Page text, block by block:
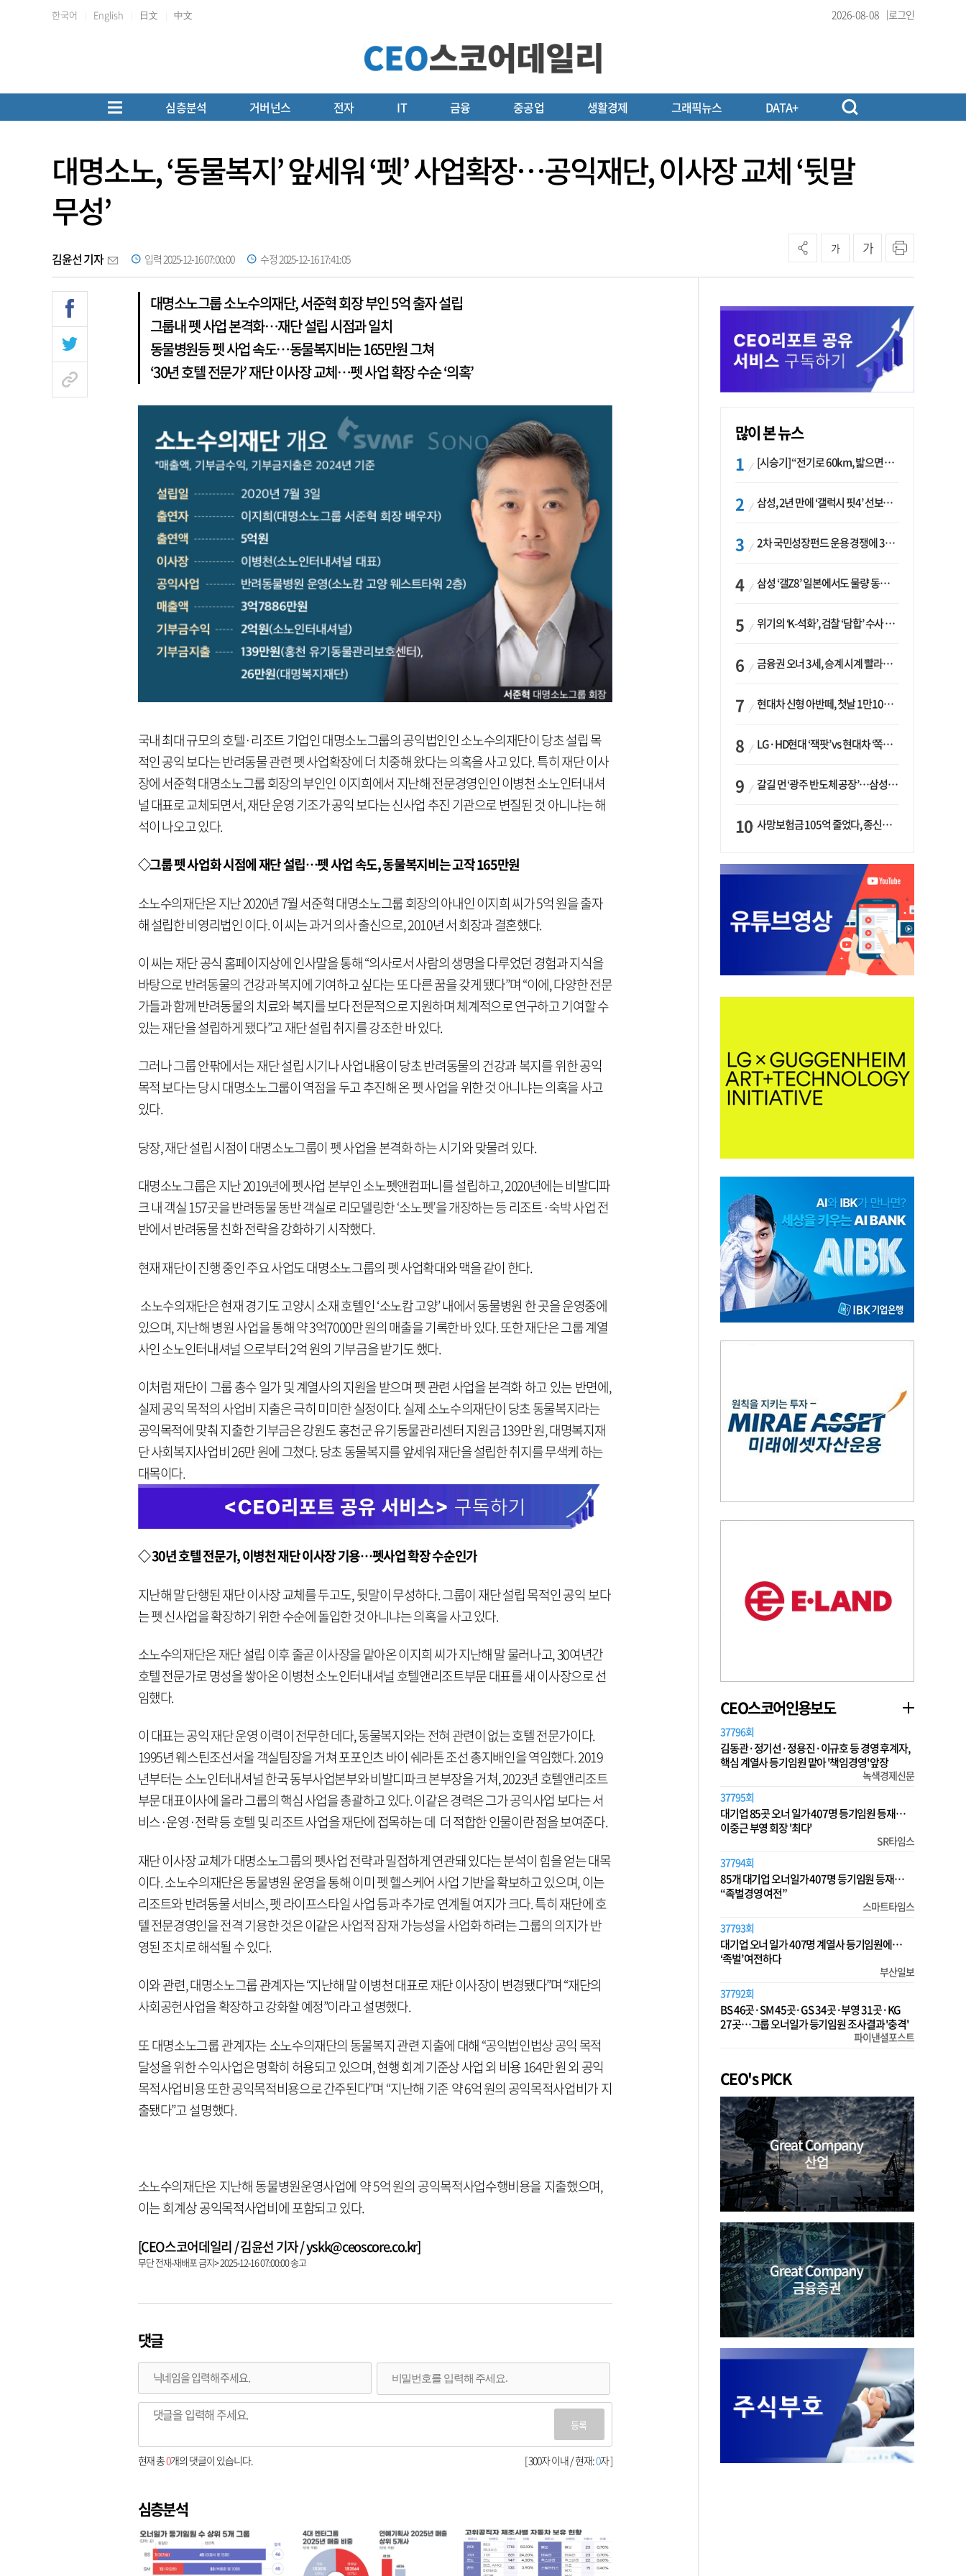
한국어 English 日文 中文 2026-08-08 로그인
심층분석 거버넌스 전자 IT 금융 중공업 생활경제 그래픽뉴스 DATA+
대명소노, ‘동물복지’ 앞세워 ‘펫’ 사업확장…공익재단, 이사장 교체 ‘뒷말
무성’
김윤선 기자 입력 2025-12-16 07:00:00 수정 2025-12-16 17:41:05
가 가
대명소노그룹 소노수의재단, 서준혁 회장 부인 5억 출자 설립
그룹내 펫 사업 본격화…재단 설립 시점과 일치
동물병원등 펫 사업 속도…동물복지비는 165만원 그쳐
‘30년 호텔 전문가’ 재단 이사장 교체…펫 사업 확장 수순 ‘의혹’
국내 최대 규모의 호텔·리조트 기업인 대명소노그룹의 공익법인인 소노수의재단이 당초 설립 목
적인 공익 보다는 반려동물 관련 펫 사업확장에 더 치중해 왔다는 의혹을 사고 있다. 특히 재단 이사
장에 서준혁 대명소노그룹 회장의 부인인 이지희에서 지난해 전문경영인인 이병천 소노인터내셔
널 대표로 교체되면서, 재단 운영 기조가 공익 보다는 신사업 추진 기관으로 변질된 것 아니냐는 해
석이 나오고 있다.
◇그룹 펫 사업화 시점에 재단 설립…펫 사업 속도, 동물복지비는 고작 165만원
소노수의재단은 지난 2020년 7월 서준혁 대명소노그룹 회장의 아내인 이지희 씨가 5억 원을 출자
해 설립한 비영리법인 이다. 이 씨는 과거 의사 출신으로, 2010년 서 회장과 결혼했다.
이 씨는 재단 공식 홈페이지상에 인사말을 통해 “의사로서 사람의 생명을 다루었던 경험과 지식을
바탕으로 반려동물의 건강과 복지에 기여하고 싶다는 또 다른 꿈을 갖게 됐다”며 “이에, 다양한 전문
가들과 함께 반려동물의 치료와 복지를 보다 전문적으로 지원하며 체계적으로 연구하고 기여할 수
있는 재단을 설립하게 됐다”고 재단 설립 취지를 강조한 바 있다.
그러나 그룹 안팎에서는 재단 설립 시기나 사업내용이 당초 반려동물의 건강과 복지를 위한 공익
목적 보다는 당시 대명소노그룹이 역점을 두고 추진해 온 펫 사업을 위한 것 아니냐는 의혹을 사고
있다.
당장, 재단 설립 시점이 대명소노그룹이 펫 사업을 본격화 하는 시기와 맞물려 있다.
대명소노그룹은 지난 2019년에 펫사업 본부인 소노펫앤컴퍼니를 설립하고, 2020년에는 비발디파
크 내 객실 157곳을 반려동물 동반 객실로 리모델링한 ‘소노펫’을 개장하는 등 리조트·숙박 사업 전
반에서 반려동물 친화 전략을 강화하기 시작했다.
현재 재단이 진행 중인 주요 사업도 대명소노그룹의 펫 사업확대와 맥을 같이 한다.
소노수의재단은 현재 경기도 고양시 소재 호텔인 ‘소노캄 고양’ 내에서 동물병원 한 곳을 운영중에
있으며, 지난해 병원 사업을 통해 약 3억7000만 원의 매출을 기록한 바 있다. 또한 재단은 그룹 계열
사인 소노인터내셔널 으로부터 2억 원의 기부금을 받기도 했다.
이처럼 재단이 그룹 총수 일가 및 계열사의 지원을 받으며 펫 관련 사업을 본격화 하고 있는 반면에,
실제 공익 목적의 사업비 지출은 극히 미미한 실정이다. 실제 소노수의재단이 당초 동물복지라는
공익목적에 맞춰 지출한 기부금은 강원도 홍천군 유기동물관리센터 지원금 139만 원, 대명복지재
단 사회복지사업비 26만 원에 그쳤다. 당초 동물복지를 앞세워 재단을 설립한 취지를 무색케 하는
대목이다.
◇ 30년 호텔 전문가, 이병천 재단 이사장 기용…펫사업 확장 수순인가
지난해 말 단행된 재단 이사장 교체를 두고도, 뒷말이 무성하다. 그룹이 재단 설립 목적인 공익 보다
는 펫 신사업을 확장하기 위한 수순에 돌입한 것 아니냐는 의혹을 사고 있다.
소노수의재단은 재단 설립 이후 줄곧 이사장을 맡아온 이지희 씨가 지난해 말 물러나고, 30여년간
호텔 전문가로 명성을 쌓아온 이병천 소노인터내셔널 호텔앤리조트부문 대표를 새 이사장으로 선
임했다.
이 대표는 공익 재단 운영 이력이 전무한 데다, 동물복지와는 전혀 관련이 없는 호텔 전문가이다.
1995년 웨스틴조선서울 객실팀장을 거쳐 포포인츠 바이 쉐라톤 조선 총지배인을 역임했다. 2019
년부터는 소노인터내셔널 한국 동부사업본부와 비발디파크 본부장을 거쳐, 2023년 호텔앤리조트
부문 대표이사에 올라 그룹의 핵심 사업을 총괄하고 있다. 이같은 경력은 그가 공익사업 보다는 서
비스·운영·전략 등 호텔 및 리조트 사업을 재단에 접목하는 데 더 적합한 인물이란 점을 보여준다.
재단 이사장 교체가 대명소노그룹의 펫사업 전략과 밀접하게 연관돼 있다는 분석이 힘을 얻는 대목
이다. 소노수의재단은 동물병원 운영을 통해 이미 펫 헬스케어 사업 기반을 확보하고 있으며, 이는
리조트와 반려동물 서비스, 펫 라이프스타일 사업 등과 추가로 연계될 여지가 크다. 특히 재단에 호
텔 전문경영인을 전격 기용한 것은 이같은 사업적 잠재 가능성을 사업화 하려는 그룹의 의지가 반
영된 조치로 해석될 수 있다.
이와 관련, 대명소노그룹 관계자는 “지난해 말 이병천 대표로 재단 이사장이 변경됐다”며 “재단의
사회공헌사업을 확장하고 강화할 예정”이라고 설명했다.
또 대명소노그룹 관계자는 소노수의재단의 동물복지 관련 지출에 대해 “공익법인법상 공익 목적
달성을 위한 수익사업은 명확히 허용되고 있으며, 현행 회계 기준상 사업 외 비용 164만 원 외 공익
목적사업비용 또한 공익목적비용으로 간주된다”며 “지난해 기준 약 6억 원의 공익목적사업비가 지
출됐다”고 설명했다.
소노수의재단은 지난해 동물병원운영사업에 약 5억 원의 공익목적사업수행비용을 지출했으며,
이는 회계상 공익목적사업비에 포함되고 있다.
[CEO스코어데일리 / 김윤선 기자 / yskk@ceoscore.co.kr]
무단 전재-재배포 금지> 2025-12-16 07:00:00 송고
댓글
등록
[ 300자 이내 / 현재:0자 ]
현재 총0개의 댓글이 있습니다.
심층분석
많이 본 뉴스
[시승기] “전기로 60km, 밟으면 462마력”…볼보 XC60 T8의 두 얼굴
삼성, 2년 만에 ‘갤럭시 핏4’ 선보이나…웨어러블 생태계 확장 ‘시동’
2차 국민성장펀드 운용 경쟁에 33개사 몰렸다…신한·하나 등 새 얼굴 대거 합류
삼성 ‘갤Z8’ 일본에서도 물량 동났다…애플 참전 앞두고 선두 수성 ‘시험대’
위기의 ‘K-석화’, 검찰 ‘담합’ 수사 착수…“LG·한화·롯데 등 7개 업체, 8개 제품 가격 담합”
금융권 오너 3세, 승계 시계 빨라지나…한국투자 ‘속도’·미래에셋·메리츠는 ‘거리두기’
현대차 신형 아반떼, 첫날 1만1094대 계약…역대 최고치 경신
LG·HD현대 ‘잭팟’ vs 현대차 ‘쪽박’…글로벌 사모펀드, 韓 대기업 투자 ‘희비’
갈길 먼 ‘광주 반도체 공장’…삼성·SK, ‘주 52시간제’ 규제 해소 ‘공방’
사망보험금 105억 줄었다, 종신보험·유동화 동시에 ‘주춤’…신한라이프는 401억 급증
CEO스코어인용보도
37796회
김동관·정기선·정용진·이규호 등 경영 후계자,
핵심 계열사 등기임원 맡아 '책임경영' 앞장
녹색경제신문
37795회
대기업 85곳 오너 일가 407명 등기임원 등재…
이중근 부영 회장 '최다'
SR타임스
37794회
85개 대기업 오너일가 407명 등기임원 등재…
“족벌경영 여전”
스마트타임스
37793회
대기업 오너 일가 407명 계열사 등기임원에…
‘족벌’ 여전하다
부산일보
37792회
BS 46곳·SM 45곳·GS 34곳·부영 31곳·KG
27곳…그룹 오너일가 등기임원 조사결과 '충격'
파이낸셜포스트
CEO's PICK